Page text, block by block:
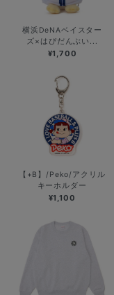
横浜DeNAベイスター
ズ×はぴだんぶい...
¥1,700
【+B】/Peko/アクリル
キーホルダー
¥1,100